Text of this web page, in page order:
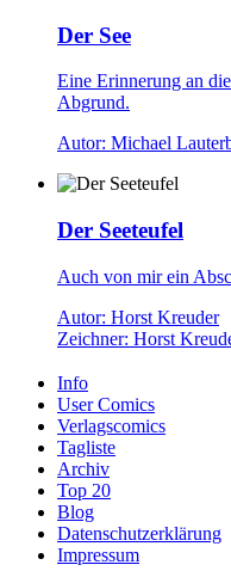
Der See
Eine Erinnerung an
Abgrund.
Autor: Michael
Der Seeteufel
Auch von mir ein
Autor: Horst Kreuder
Zeichner: Horst
Info
User Comics
Verlagscomics
Tagliste
Archiv
Top 20
Blog
Datenschutzerklärung
Impressum